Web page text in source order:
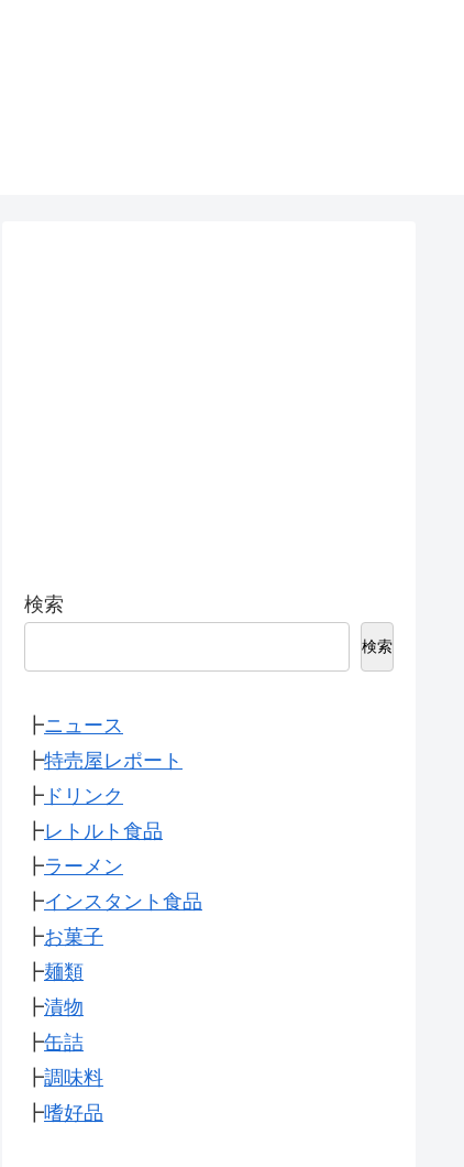
検索
検索
┣ニュース
┣特売屋レポート
┣ ドリンク
┣レトルト食品
┣ラーメン
┣インスタント食品
┣お菓子
┣麺類
┣漬物
┣缶詰
┣調味料
┣嗜好品